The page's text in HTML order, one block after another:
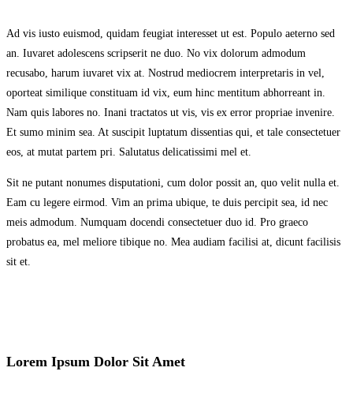
Ad vis iusto euismod, quidam feugiat interesset ut est. Populo aeterno sed
an. Iuvaret adolescens scripserit ne duo. No vix dolorum admodum
recusabo, harum iuvaret vix at. Nostrud mediocrem interpretaris in vel,
oporteat similique constituam id vix, eum hinc mentitum abhorreant in.
Nam quis labores no. Inani tractatos ut vis, vis ex error propriae invenire.
Et sumo minim sea. At suscipit luptatum dissentias qui, et tale consectetuer
eos, at mutat partem pri. Salutatus delicatissimi mel et.
Sit ne putant nonumes disputationi, cum dolor possit an, quo velit nulla et.
Eam cu legere eirmod. Vim an prima ubique, te duis percipit sea, id nec
meis admodum. Numquam docendi consectetuer duo id. Pro graeco
probatus ea, mel meliore tibique no. Mea audiam facilisi at, dicunt facilisis
sit et.
Lorem Ipsum Dolor Sit Amet